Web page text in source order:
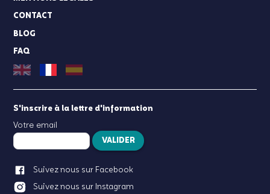
CONTACT
BLOG
FAQ
S'inscrire à la lettre d'information
Votre email
VALIDER
Suivez nous sur Facebook
Suivez nous sur Instagram